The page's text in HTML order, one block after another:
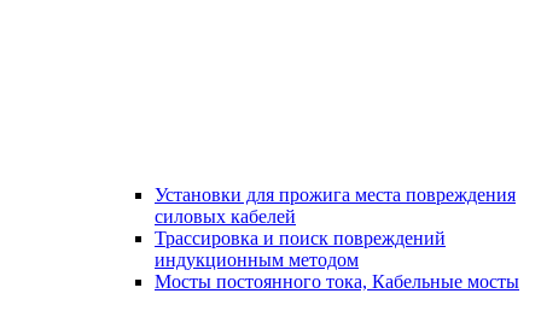
Установки для прожига места повреждения
силовых кабелей
Трассировка и поиск повреждений
индукционным методом
Мосты постоянного тока, Кабельные мосты